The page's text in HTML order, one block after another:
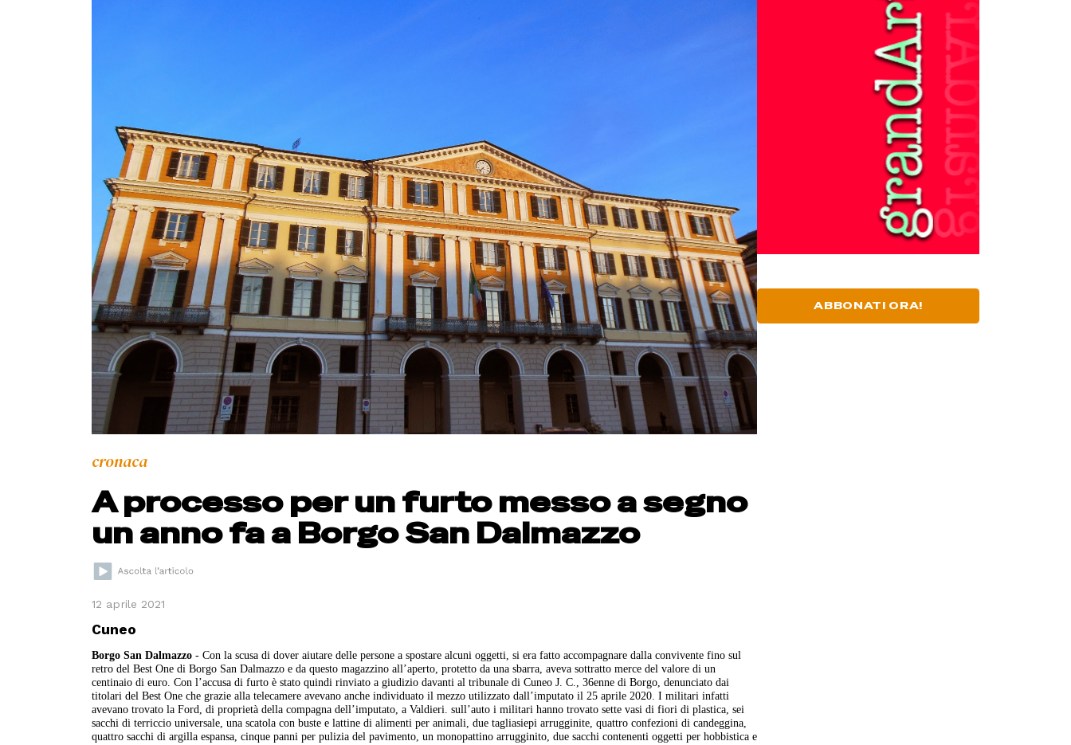
cronaca
A processo per un furto messo a segno
un anno fa a Borgo San Dalmazzo
12 aprile 2021
Cuneo
Borgo San Dalmazzo - Con la scusa di dover aiutare delle persone a spostare alcuni oggetti, si era fatto accompagnare dalla convivente fino sul
retro del Best One di Borgo San Dalmazzo e da questo magazzino all’aperto, protetto da una sbarra, aveva sottratto merce del valore di un
centinaio di euro. Con l’accusa di furto è stato quindi rinviato a giudizio davanti al tribunale di Cuneo J. C., 36enne di Borgo, denunciato dai
titolari del Best One che grazie alla telecamere avevano anche individuato il mezzo utilizzato dall’imputato il 25 aprile 2020. I militari infatti
avevano trovato la Ford, di proprietà della compagna dell’imputato, a Valdieri. sull’auto i militari hanno trovato sette vasi di fiori di plastica, sei
sacchi di terriccio universale, una scatola con buste e lattine di alimenti per animali, due tagliasiepi arrugginite, quattro confezioni di candeggina,
quattro sacchi di argilla espansa, cinque panni per pulizia del pavimento, un monopattino arrugginito, due sacchi contenenti oggetti per hobbistica e
ABBONATI ORA!